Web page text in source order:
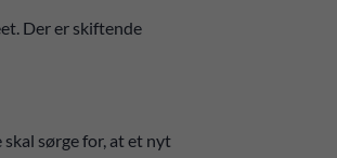
Der er skiftende
sørge for, at et nyt